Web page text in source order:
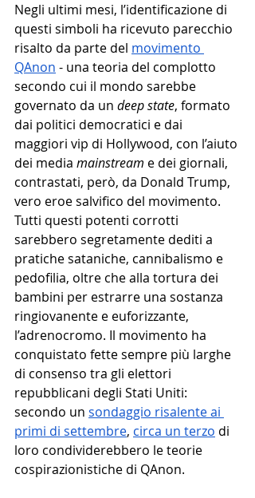
Negli ultimi mesi, l’identificazione di
questi simboli ha ricevuto parecchio
risalto da parte del movimento
QAnon - una teoria del complotto
secondo cui il mondo sarebbe
governato da un deep state, formato
dai politici democratici e dai
maggiori vip di Hollywood, con l’aiuto
dei media mainstream e dei giornali,
contrastati, però, da Donald Trump,
vero eroe salvifico del movimento.
Tutti questi potenti corrotti
sarebbero segretamente dediti a
pratiche sataniche, cannibalismo e
pedofilia, oltre che alla tortura dei
bambini per estrarre una sostanza
ringiovanente e euforizzante,
l’adrenocromo. Il movimento ha
conquistato fette sempre più larghe
di consenso tra gli elettori
repubblicani degli Stati Uniti:
secondo un sondaggio risalente ai
primi di settembre, circa un terzo di
loro condividerebbero le teorie
cospirazionistiche di QAnon.